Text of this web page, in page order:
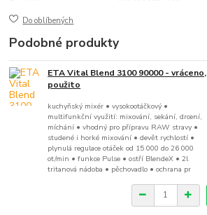
Do oblíbených
Podobné produkty
ETA Vital Blend 3100 90000 - vráceno,
použito
kuchyňský mixér • vysokootáčkový •
multifunkční využití: mixování, sekání, drcení,
míchání • vhodný pro přípravu RAW stravy •
studené i horké mixování • devět rychlostí •
plynulá regulace otáček od 15 000 do 26 000
ot/min • funkce Pulse • ostří BlendeX • 2l
tritanová nádoba • pěchovadlo • ochrana pr